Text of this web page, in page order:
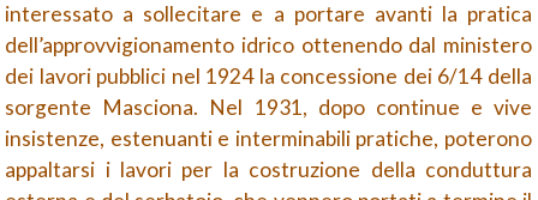
interessato a sollecitare e a portare avanti la pratica
dell’approvvigionamento idrico ottenendo dal ministero
dei lavori pubblici nel 1924 la concessione dei 6/14 della
sorgente Masciona. Nel 1931, dopo continue e vive
insistenze, estenuanti e interminabili pratiche, poterono
appaltarsi i lavori per la costruzione della conduttura